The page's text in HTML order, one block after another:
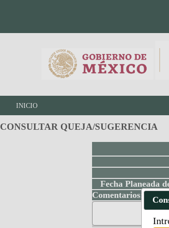
INICIO
CONSULTAR QUEJA/SUGERENCIA
Fecha Planeada
Comentarios: